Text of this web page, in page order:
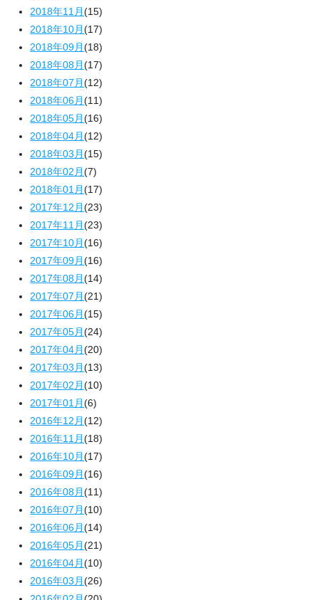
2018年11月(15)
2018年10月(17)
2018年09月(18)
2018年08月(17)
2018年07月(12)
2018年06月(11)
2018年05月(16)
2018年04月(12)
2018年03月(15)
2018年02月(7)
2018年01月(17)
2017年12月(23)
2017年11月(23)
2017年10月(16)
2017年09月(16)
2017年08月(14)
2017年07月(21)
2017年06月(15)
2017年05月(24)
2017年04月(20)
2017年03月(13)
2017年02月(10)
2017年01月(6)
2016年12月(12)
2016年11月(18)
2016年10月(17)
2016年09月(16)
2016年08月(11)
2016年07月(10)
2016年06月(14)
2016年05月(21)
2016年04月(10)
2016年03月(26)